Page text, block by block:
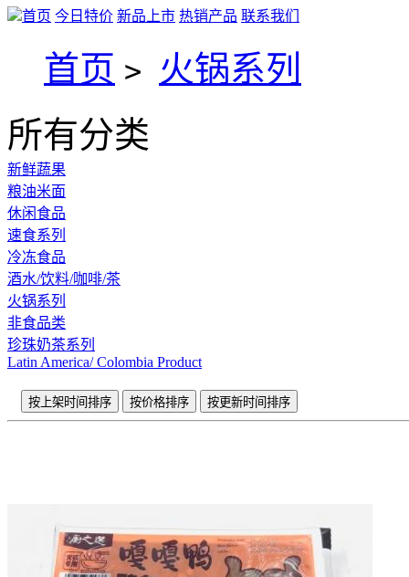
首页 今日特价 新品上市 热销产品 联系我们
首页 > 火锅系列
所有分类
新鲜蔬果
粮油米面
休闲食品
速食系列
冷冻食品
酒水/饮料/咖啡/茶
火锅系列
非食品类
珍珠奶茶系列
Latin America/ Colombia Product
按上架时间排序 按价格排序 按更新时间排序